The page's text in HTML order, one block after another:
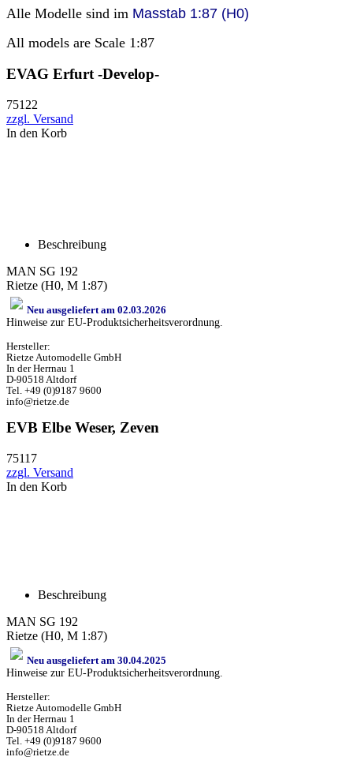
Alle Modelle sind im Masstab 1:87 (H0)
All models are Scale 1:87
EVAG Erfurt -Develop-
75122
zzgl. Versand
In den Korb
Beschreibung
MAN SG 192
Rietze (H0, M 1:87)
Neu ausgeliefert am 02.03.2026
Hinweise zur EU-Produktsicherheitsverordnung.
Hersteller:
Rietze Automodelle GmbH
In der Herrnau 1
D-90518 Altdorf
Tel. +49 (0)9187 9600
info@rietze.de
EVB Elbe Weser, Zeven
75117
zzgl. Versand
In den Korb
Beschreibung
MAN SG 192
Rietze (H0, M 1:87)
Neu ausgeliefert am 30.04.2025
Hinweise zur EU-Produktsicherheitsverordnung.
Hersteller:
Rietze Automodelle GmbH
In der Herrnau 1
D-90518 Altdorf
Tel. +49 (0)9187 9600
info@rietze.de